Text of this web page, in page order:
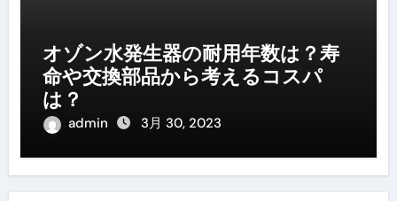
オゾン水発生器の耐用年数は？寿
命や交換部品から考えるコスパ
は？
admin 3月 30, 2023